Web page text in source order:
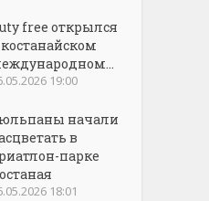
free открылся
19:00
начали
в
парке
18:01